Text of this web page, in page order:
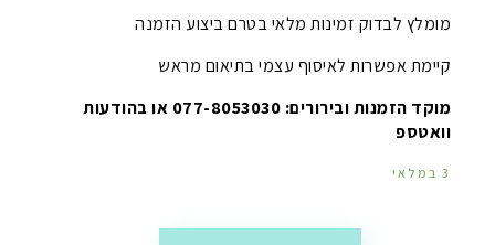
מומלץ לבדוק זמינות מלאי בטרם ביצוע הזמנה
קיימת אפשרות לאיסוף עצמי בתיאום מראש
מוקד הזמנות ובירורים: 077-8053030 או בהודעות
וואטספ
3 במלאי